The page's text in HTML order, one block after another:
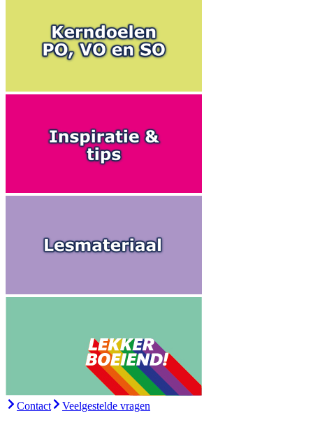
Contact Veelgestelde vragen